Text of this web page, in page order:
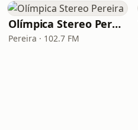
Olímpica Stereo Pereira
Pereira · 102.7 FM